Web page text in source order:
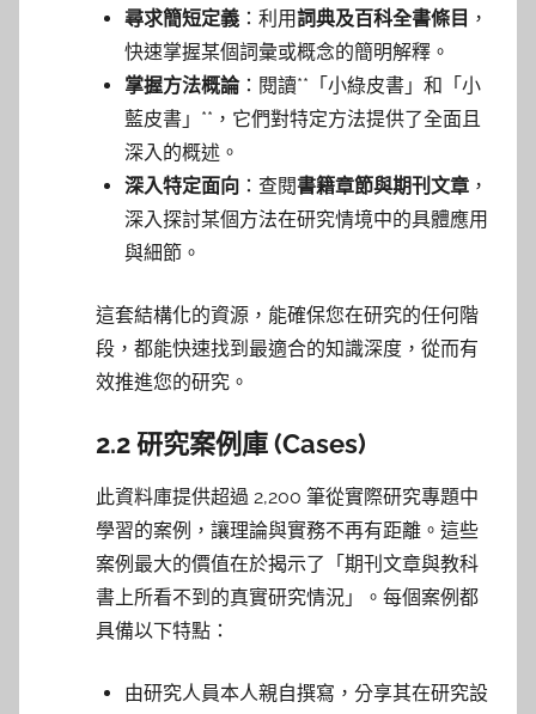
尋求簡短定義 ：利用詞典及百科全書條目 ，
快速掌握某個詞彙或概念的簡明解釋。
掌握方法概論：閱讀**「小綠皮書」和「小
藍皮書」**，它們對特定方法提供了全面且
深入的概述。
深入特定面向 ：查閱書籍章節與期刊文章 ，
深入探討某個方法在研究情境中的具體應用
與細節。
這套結構化的資源，能確保您在研究的任何階
段，都能快速找到最適合的知識深度，從而有
效推進您的研究。
2.2 研究案例庫 (Cases)
此資料庫提供超過 2,200 筆從實際研究專題中
學習的案例，讓理論與實務不再有距離。這些
案例最大的價值在於揭示了「期刊文章與教科
書上所看不到的真實研究情況」。每個案例都
具備以下特點：
由研究人員本人親自撰寫，分享其在研究設